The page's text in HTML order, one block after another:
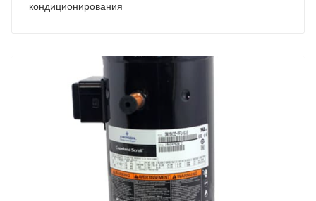
кондиционирования